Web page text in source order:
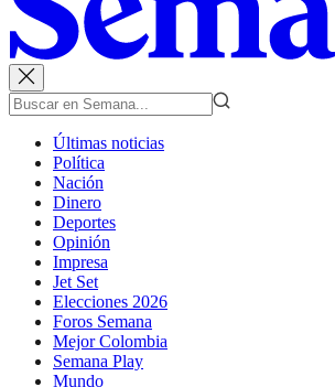
Últimas noticias
Política
Nación
Dinero
Deportes
Opinión
Impresa
Jet Set
Elecciones 2026
Foros Semana
Mejor Colombia
Semana Play
Mundo